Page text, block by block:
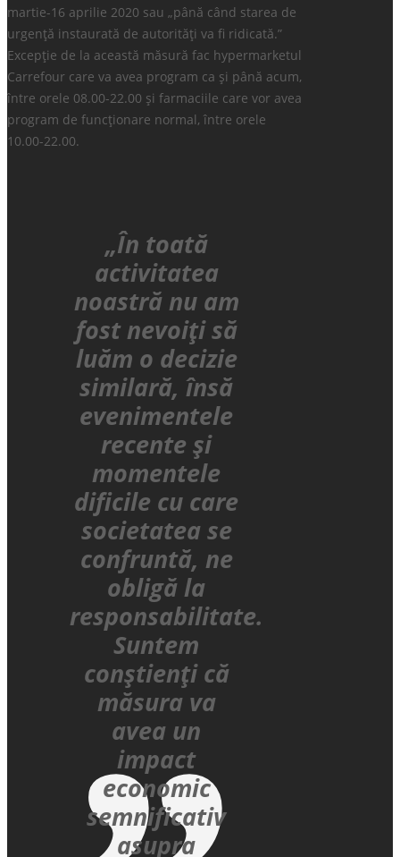
martie-16 aprilie 2020 sau „până când starea de
urgență instaurată de autorități va fi ridicată.”
Excepție de la această măsură fac hypermarketul
Carrefour care va avea program ca și până acum,
între orele 08.00-22.00 și farmaciile care vor avea
program de funcționare normal, între orele
10.00-22.00.
„În toată
activitatea
noastră nu am
fost nevoiți să
luăm o decizie
similară, însă
evenimentele
recente și
momentele
dificile cu care
societatea se
confruntă, ne
obligă la
responsabilitate.
Suntem
conștienți că
măsura va
avea un
impact
economic
semnificativ
asupra